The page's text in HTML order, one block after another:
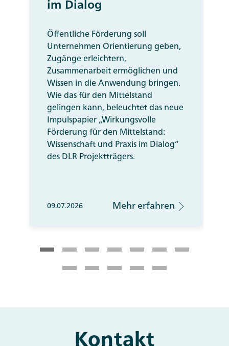
im Dialog
Öffentliche Förderung soll
Unternehmen Orientierung geben,
Zugänge erleichtern,
Zusammenarbeit ermöglichen und
Wissen in die Anwendung bringen.
Wie das für den Mittelstand
gelingen kann, beleuchtet das neue
Impulspapier „Wirkungsvolle
Förderung für den Mittelstand:
Wissenschaft und Praxis im Dialog“
des DLR Projektträgers.
09.07.2026 Mehr erfahren
Kontakt